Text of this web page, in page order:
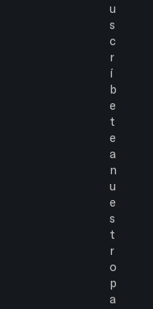
u
s
c
r
í
b
e
t
e
a
n
u
e
s
t
r
o
p
a